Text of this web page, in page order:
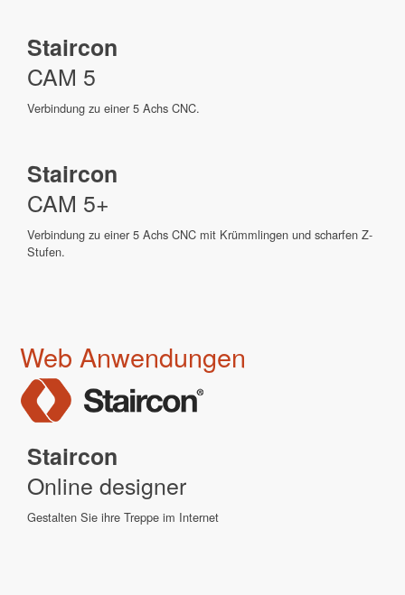
Staircon
CAM 5
Verbindung zu einer 5 Achs CNC.
Staircon
CAM 5+
Verbindung zu einer 5 Achs CNC mit Krümmlingen und scharfen Z-
Stufen.
Web Anwendungen
Staircon
Online designer
Gestalten Sie ihre Treppe im Internet